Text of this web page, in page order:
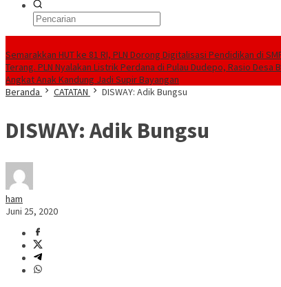
Semarakkan HUT ke 81 RI, PLN Dorong Digitalisasi Pendidikan di
Terang. PLN Nyalakan Listrik Perdana di Pulau Dudepo, Rasio Desa
Angkat Anak Kandung Jadi Supir Bayangan
Beranda
CATATAN DISWAY: Adik Bungsu
DISWAY: Adik Bungsu
ham
Juni 25, 2020